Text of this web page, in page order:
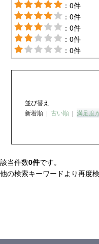
：0件
：0件
：0件
：0件
：0件
並び替え
新着順 | 古い順 | 満足度
該当件数0件です。
他の検索キーワードより再度